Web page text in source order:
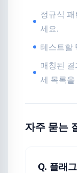
정규식
세요.
테스트할
매칭된
세 목록
자주 묻는
Q. 플래